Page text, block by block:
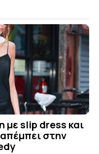
με slip dress και
στην